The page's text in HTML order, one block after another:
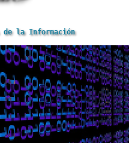
la Información